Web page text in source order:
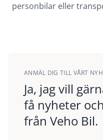
personbilar eller
ANMÄL DIG TILL VÅRT
Ja, jag vill
få nyheter
från Veho Bil.